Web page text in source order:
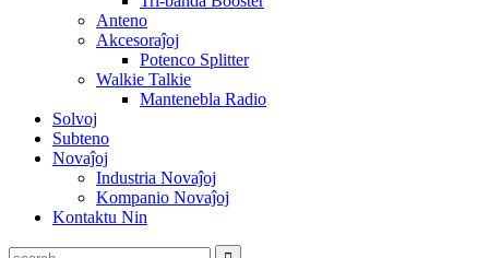
Anteno
Akcesoraĵoj
Potenco Splitter
Walkie Talkie
Mantenebla Radio
Solvoj
Subteno
Novaĵoj
Industria Novaĵoj
Kompanio Novaĵoj
Kontaktu Nin